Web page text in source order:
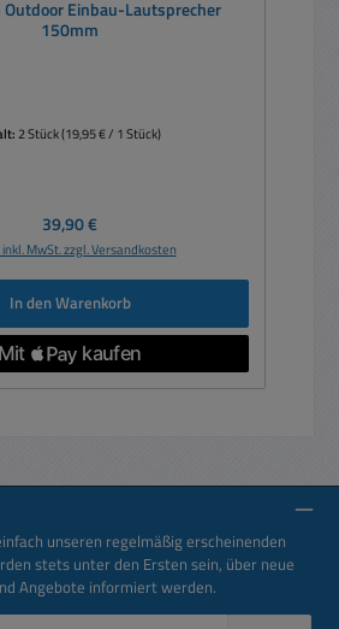
Outdoor Einbau-Lautsprecher
150mm
2 Stück(19,95 € / 1 Stück)
Regulärer Preis:
39,90 €
MwSt. zzgl. Versandkosten
In den Warenkorb
unseren regelmäßig erscheinenden
stets unter den Ersten sein, über neue
Angebote informiert werden.